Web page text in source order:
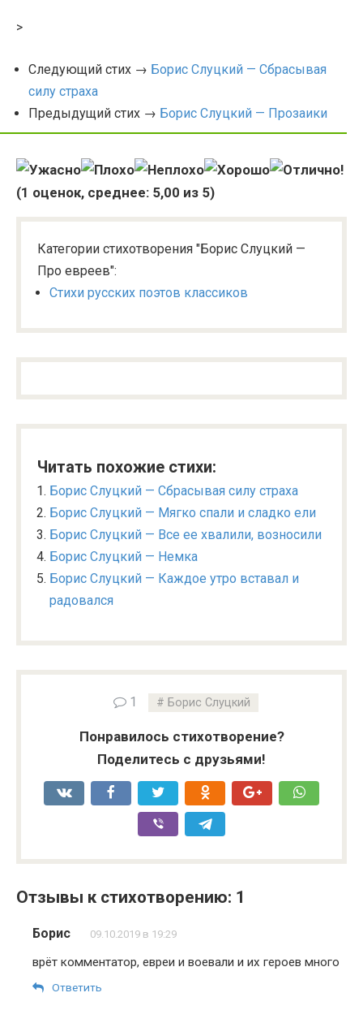
>
Следующий стих → Борис Слуцкий — Сбрасывая
силу страха
Предыдущий стих → Борис Слуцкий — Прозаики
(1 оценок, среднее: 5,00 из 5)
Категории стихотворения "Борис Слуцкий —
Про евреев":
Стихи русских поэтов классиков
Читать похожие стихи:
Борис Слуцкий — Сбрасывая силу страха
Борис Слуцкий — Мягко спали и сладко ели
Борис Слуцкий — Все ее хвалили, возносили
Борис Слуцкий — Немка
Борис Слуцкий — Каждое утро вставал и
радовался
1 Борис Слуцкий
Понравилось стихотворение?
Поделитесь с друзьями!
Отзывы к стихотворению: 1
Борис 09.10.2019 в 19:29
врёт комментатор, евреи и воевали и их героев много
Ответить